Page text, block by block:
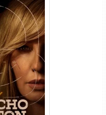
1ª
(2026)
Dual Áudio